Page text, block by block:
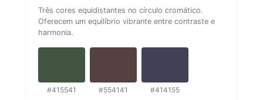
Três cores equidistantes no círculo cromático.
Oferecem um equilíbrio vibrante entre contraste e
harmonia.
#415541 #554141 #414155